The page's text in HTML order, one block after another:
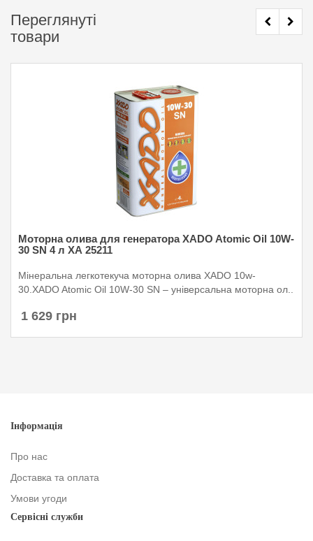
Переглянуті
товари
Моторна олива для генератора XADO Atomic Oil 10W-
30 SN 4 л ХА 25211
Мінеральна легкотекуча моторна олива XADO 10w-
30.XADO Atomic Oil 10W-30 SN – універсальна моторна ол..
1 629 грн
Інформація
Про нас
Доставка та оплата
Умови угоди
Сервісні служби